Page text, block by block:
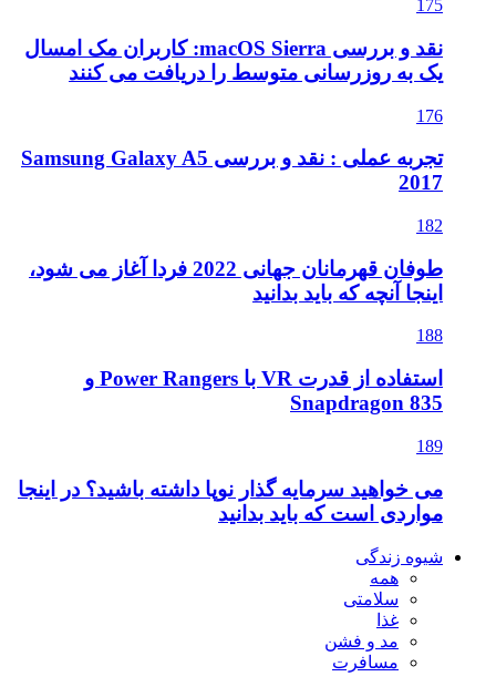
175
نقد و بررسی macOS Sierra: کاربران مک امسال
یک به روزرسانی متوسط را دریافت می کنند
176
تجربه عملی : نقد و بررسی Samsung Galaxy A5
2017
182
طوفان قهرمانان جهانی 2022 فردا آغاز می شود،
اینجا آنچه که باید بدانید
188
استفاده از قدرت VR با Power Rangers و
Snapdragon 835
189
می خواهید سرمایه گذار نوپا داشته باشید؟ در اینجا
مواردی است که باید بدانید
شیوه زندگی
همه
سلامتی
غذا
مد و فشن
مسافرت